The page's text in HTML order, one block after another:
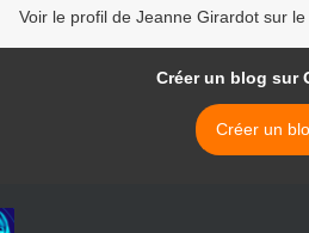
Voir le profil de Jeanne Girardot sur
Créer un blog sur
Créer un